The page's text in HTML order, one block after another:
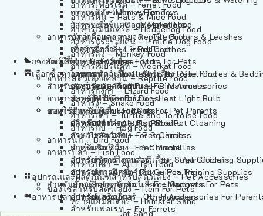
อาหารเฟอร์เร็ต – Ferret Food
อาหารหนู – Rats & Mice Food
อาหารเม่นแคระ – Hedgehog Food
อาหารกระรอกดิน – Prairie Dog Food
อาหารลิง – Monkey Food
อาหารเมียร์แคท – Meerkat Food
อาหารสัตว์เลี้อยคลาน – Reptile Food
อาหารกิ้งก่า – Lizard Food
อาหารงู – Snake Food
อาหารเต่า – Turtle and Tortoise Food
อาหารกบ – Frog Food
อาหารนก – Bird Food
อาหารปลา – Fish Food
อาหารปลา – All Fish Food
อุปกรณและผลิตภัณฑ์สำหรับสัตว์เลี้ยง – Pet Accessories
ของใช้สำหรับสัตว์เลี้ยง – Item For Pets
ทรายแฮมสเตอร์ – Hamster Sand
ทรายแมว – Cat Sand
อาหารลิง – Monkey Food
อาหารเมียร์แคท – Meerkat Food
อาหารสัตว์เลี้อยคลาน – Reptile Food
อาหารกิ้งก่า – Lizard Food
อาหารงู – Snake Food
อาหารเต่า – Turtle and Tortoise Food
อาหารกบ – Frog Food
อาหารนก – Bird Food
อาหารปลา – Fish Food
อาหารปลา – All Fish Food
ของเล่นสัตว์เลี้ยง – Pet Toys
วัสดุรองกรง – Cage Materials
ปลอกคอและสายจูง – Pet Collars & Leashes
เสื้อผ้าสัตว์เลี้ยง – Pet Clothes
ของใช้สำหรับสัตว์เลี้ยง – More For Pets
โดมนอนและที่นอนสัตว์เลี้ยง – Pet Crates &
ของประดับสำหรับนก – Bird Accessories
หลอดไฟให้ความร้อน – Heat Light Bulb
ของใช้สำหรับผู้เลี้ยง – Items For Pet Parents
ผลิตภัณฑ์ทำความสะอาด – Pet Cleaning
กระเป๋าสัตว์เลี้ยง – Pet Carriers
รถเข็นสัตว์เลี้ยง – Pet Prams
อุปกรณ์ตัดแต่งขนสัตว์เลี้ยง – Pet Grooming
อุปกรณ์การฝึกสัตว์เลี้ยง – Pet Training Supplies
แก็ดเจ็ตสำหรับสัตว์เลี้ยง – Gadgets For Pets
อุปกรณ์เสริมอื่นๆ – Other Accessories For
กรงสัตว์เลี้ยง – Pet Cages
เลือกซื้อตามหมวดสัตว์เลี้ยง – Shop By Pet
สำหรับสัตว์เลี้ยงลูกด้วยนม – For Mammals
สำหรับสุนัข – For Dogs
สำหรับแมว – For Cats
สำหรับกระต่าย – For Rabbits
สำหรับกระรอก – For Squirrels
สำหรับชินชิล่า – For Chinchillas
สำหรับชูการ์ไกลเดอร์ – For Sugar Gliders
สำหรับหนูแกสบี้ – For Guinea Pigs
สำหรับสัตว์เลี้ยงลูกด้วยนม – For Mammals
สำหรับแฮมสเตอร์ – For Hamsters
สำหรับเฟอเรท – For Ferrets
อาหารปลา – Fish Food